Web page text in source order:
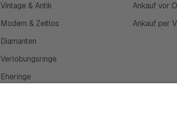
Vintage & Antik
Modern & Zeitlos
Diamanten
Verlobungsringe
Eheringe
Ankauf vor
Ankauf per